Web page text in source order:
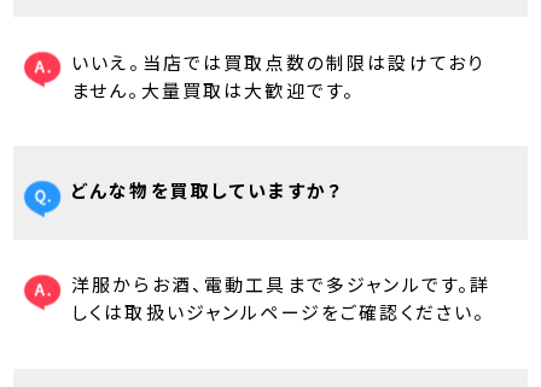
いいえ。当店では買取点数の制限は設けており
ません。大量買取は大歓迎です。
どんな物を買取していますか？
洋服からお酒、電動工具まで多ジャンルです。詳
しくは取扱いジャンルページをご確認ください。